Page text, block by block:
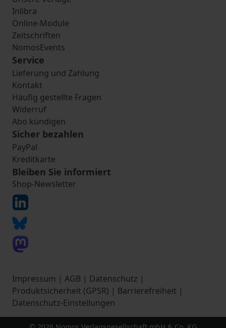
Inlibra
Online-Module
Zeitschriften
NomosEvents
Service
Lieferung und Zahlung
Kontakt
Häufig gestellte Fragen
Widerruf
Abo kündigen
Sicher bezahlen
PayPal
Kreditkarte
Bleiben Sie informiert
Shop-Newsletter
Impressum | AGB | Datenschutz |
Produktsicherheit (GPSR) | Barrierefreiheit |
Datenschutz-Einstellungen